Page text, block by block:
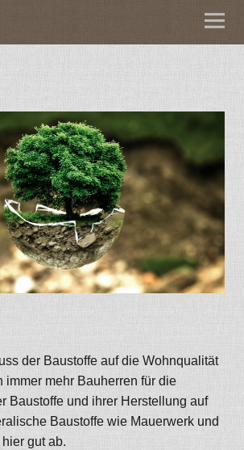
der Baustoffe auf die Wohnqualität
immer mehr Bauherren für die
Baustoffe und ihrer Herstellung auf
Baustoffe wie Mauerwerk und
gut ab.